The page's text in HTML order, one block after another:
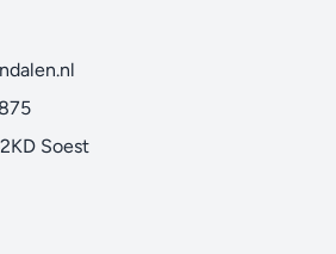
Soest